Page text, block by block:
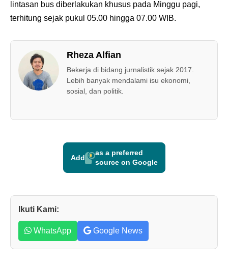
lintasan bus diberlakukan khusus pada Minggu pagi,
terhitung sejak pukul 05.00 hingga 07.00 WIB.
Rheza Alfian
Bekerja di bidang jurnalistik sejak 2017.
Lebih banyak mendalami isu ekonomi,
sosial, dan politik.
Add
as a preferred
source on Google
Ikuti Kami:
WhatsApp Google News